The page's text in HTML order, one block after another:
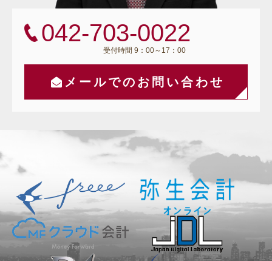
042-703-0022
受付時間 9：00～17：00
メールでのお問い合わせ